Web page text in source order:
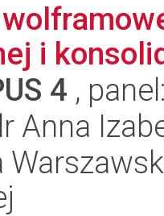
i
4 ,
Anna